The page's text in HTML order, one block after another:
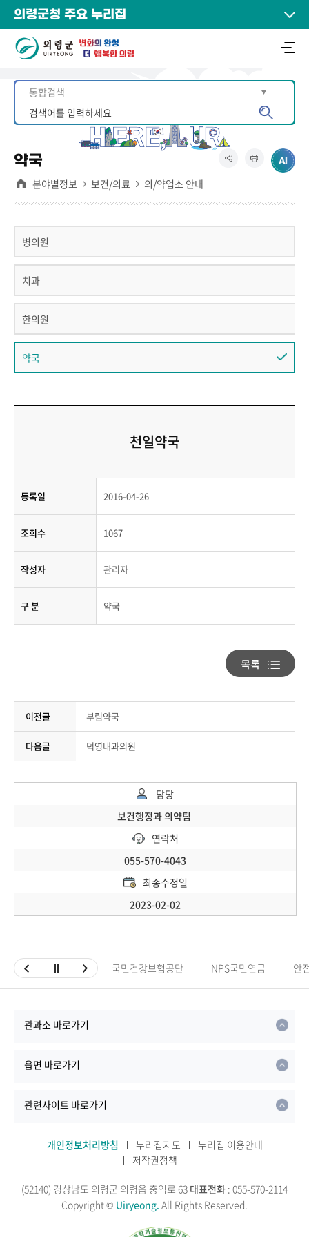
의령군청 주요 누리집
약국
분야별정보 보건/의료 의/약업소 안내
병의원
치과
한의원
약국
천일약국
등록일 2016-04-26
조회수 1067
작성자 관리자
구 분 약국
이전글 부림약국
다음글 덕영내과의원
담당
보건행정과 의약팀
연락처
055-570-4043
최종수정일
2023-02-02
국민건강보험공단 NPS국민연금 안
관과소 바로가기
읍면 바로가기
관련사이트 바로가기
개인정보처리방침 누리집지도
누리집 이용안내
저작권정책
(52140) 경상남도 의령군 의령읍 충익로 63 대표전화 : 055-570-2114
Copyright © Uiryeong. All Rights Reserved.